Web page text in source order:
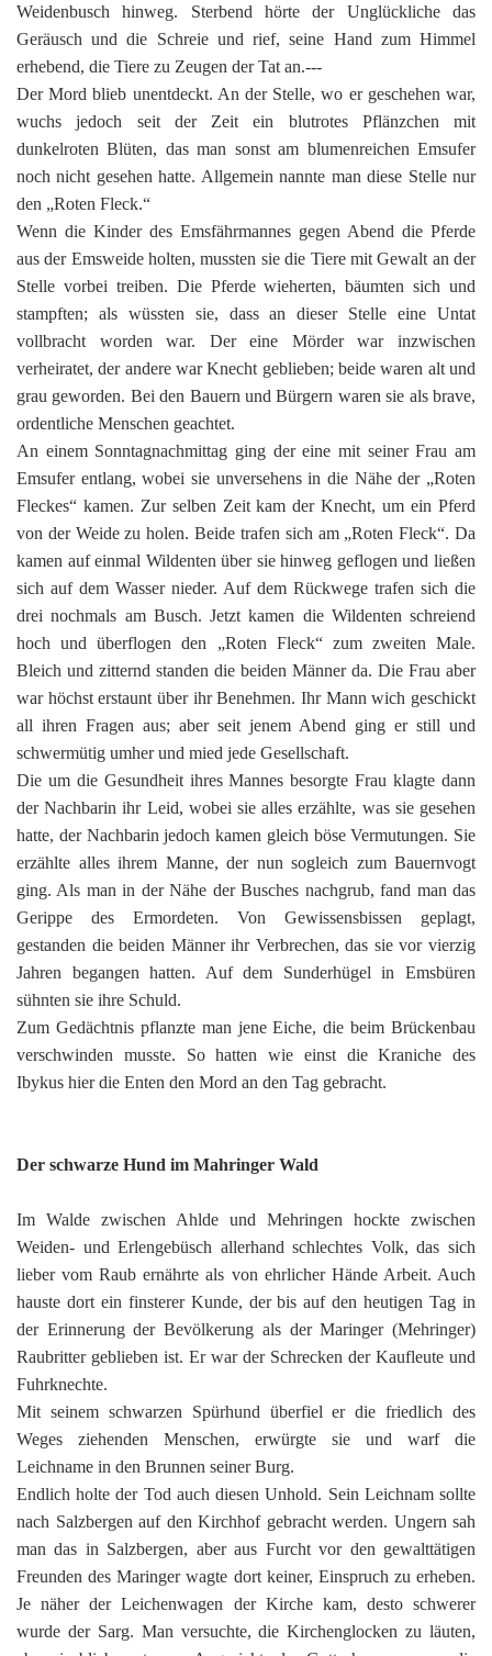
Weidenbusch hinweg. Sterbend hörte der Unglückliche das
Geräusch und die Schreie und rief, seine Hand zum Himmel
erhebend, die Tiere zu Zeugen der Tat an.---
Der Mord blieb unentdeckt. An der Stelle, wo er geschehen war,
wuchs jedoch seit der Zeit ein blutrotes Pflänzchen mit
dunkelroten Blüten, das man sonst am blumenreichen Emsufer
noch nicht gesehen hatte. Allgemein nannte man diese Stelle nur
den „Roten Fleck.“
Wenn die Kinder des Emsfährmannes gegen Abend die Pferde
aus der Emsweide holten, mussten sie die Tiere mit Gewalt an der
Stelle vorbei treiben. Die Pferde wieherten, bäumten sich und
stampften; als wüssten sie, dass an dieser Stelle eine Untat
vollbracht worden war. Der eine Mörder war inzwischen
verheiratet, der andere war Knecht geblieben; beide waren alt und
grau geworden. Bei den Bauern und Bürgern waren sie als brave,
ordentliche Menschen geachtet.
An einem Sonntagnachmittag ging der eine mit seiner Frau am
Emsufer entlang, wobei sie unversehens in die Nähe der „Roten
Fleckes“ kamen. Zur selben Zeit kam der Knecht, um ein Pferd
von der Weide zu holen. Beide trafen sich am „Roten Fleck“. Da
kamen auf einmal Wildenten über sie hinweg geflogen und ließen
sich auf dem Wasser nieder. Auf dem Rückwege trafen sich die
drei nochmals am Busch. Jetzt kamen die Wildenten schreiend
hoch und überflogen den „Roten Fleck“ zum zweiten Male.
Bleich und zitternd standen die beiden Männer da. Die Frau aber
war höchst erstaunt über ihr Benehmen. Ihr Mann wich geschickt
all ihren Fragen aus; aber seit jenem Abend ging er still und
schwermütig umher und mied jede Gesellschaft.
Die um die Gesundheit ihres Mannes besorgte Frau klagte dann
der Nachbarin ihr Leid, wobei sie alles erzählte, was sie gesehen
hatte, der Nachbarin jedoch kamen gleich böse Vermutungen. Sie
erzählte alles ihrem Manne, der nun sogleich zum Bauernvogt
ging. Als man in der Nähe der Busches nachgrub, fand man das
Gerippe des Ermordeten. Von Gewissensbissen geplagt,
gestanden die beiden Männer ihr Verbrechen, das sie vor vierzig
Jahren begangen hatten. Auf dem Sunderhügel in Emsbüren
sühnten sie ihre Schuld.
Zum Gedächtnis pflanzte man jene Eiche, die beim Brückenbau
verschwinden musste. So hatten wie einst die Kraniche des
Ibykus hier die Enten den Mord an den Tag gebracht.
Der schwarze Hund im Mahringer Wald
Im Walde zwischen Ahlde und Mehringen hockte zwischen
Weiden- und Erlengebüsch allerhand schlechtes Volk, das sich
lieber vom Raub ernährte als von ehrlicher Hände Arbeit. Auch
hauste dort ein finsterer Kunde, der bis auf den heutigen Tag in
der Erinnerung der Bevölkerung als der Maringer (Mehringer)
Raubritter geblieben ist. Er war der Schrecken der Kaufleute und
Fuhrknechte.
Mit seinem schwarzen Spürhund überfiel er die friedlich des
Weges ziehenden Menschen, erwürgte sie und warf die
Leichname in den Brunnen seiner Burg.
Endlich holte der Tod auch diesen Unhold. Sein Leichnam sollte
nach Salzbergen auf den Kirchhof gebracht werden. Ungern sah
man das in Salzbergen, aber aus Furcht vor den gewalttätigen
Freunden des Maringer wagte dort keiner, Einspruch zu erheben.
Je näher der Leichenwagen der Kirche kam, desto schwerer
wurde der Sarg. Man versuchte, die Kirchenglocken zu läuten,